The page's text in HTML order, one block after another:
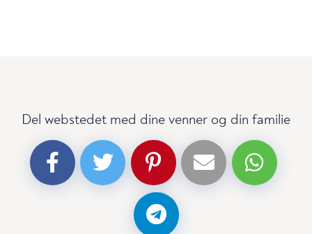
Del webstedet med dine venner og din familie